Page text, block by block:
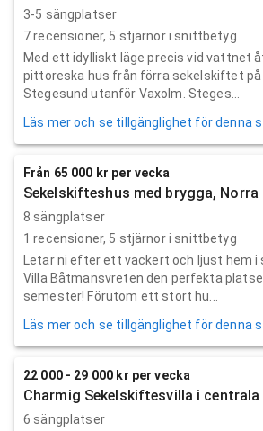
3-5 sängplatser
7recensioner, 5 stjärnor i snittbetyg
Med ett idylliskt läge precis vid vattnet
pittoreska hus från förra sekelskiftet på
Stegesund utanför Vaxolm. Steges...
Läs mer och se tillgänglighet för denna
Från 65 000 kr per vecka
Sekelskifteshus med brygga, Norra
8 sängplatser
1 recensioner, 5 stjärnor i snittbetyg
Letar ni efter ett vackert och ljust hem i
Villa Båtmansvreten den perfekta
semester! Förutom ett stort hu...
Läs mer och se tillgänglighet för denna
22 000 - 29 000 kr per vecka
Charmig Sekelskiftesvilla i centrala
6 sängplatser